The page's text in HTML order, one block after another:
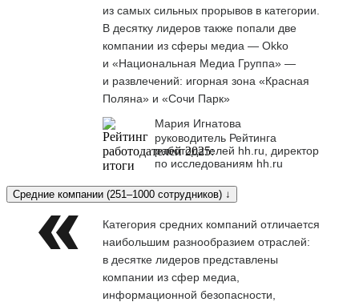
из самых сильных прорывов в категории.
В десятку лидеров также попали две
компании из сферы медиа — Okko
и «Национальная Медиа Группа» —
и развлечений: игорная зона «Красная
Поляна» и «Сочи Парк»
Мария Игнатова
руководитель Рейтинга
работодателей hh.ru, директор
по исследованиям hh.ru
Средние компании (251–1000 сотрудников) ↓
Категория средних компаний отличается
наибольшим разнообразием отраслей:
в десятке лидеров представлены
компании из сфер медиа,
информационной безопасности,